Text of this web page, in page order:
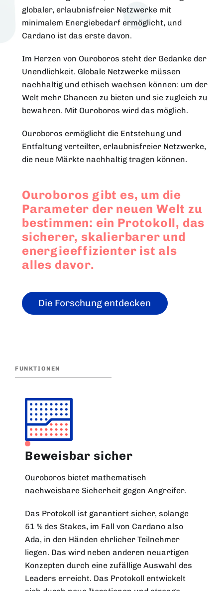
globaler, erlaubnisfreier Netzwerke mit
minimalem Energiebedarf ermöglicht, und
Cardano ist das erste davon.
Im Herzen von Ouroboros steht der Gedanke der
Unendlichkeit. Globale Netzwerke müssen
nachhaltig und ethisch wachsen können: um der
Welt mehr Chancen zu bieten und sie zugleich zu
bewahren. Mit Ouroboros wird das möglich.
Ouroboros ermöglicht die Entstehung und
Entfaltung verteilter, erlaubnisfreier Netzwerke,
die neue Märkte nachhaltig tragen können.
Ouroboros gibt es, um die
Parameter der neuen Welt zu
bestimmen: ein Protokoll, das
sicherer, skalierbarer und
energieeffizienter ist als
alles davor.
Die Forschung entdecken
FUNKTIONEN
Beweisbar sicher
Ouroboros bietet mathematisch
nachweisbare Sicherheit gegen Angreifer.
Das Protokoll ist garantiert sicher, solange
51 % des Stakes, im Fall von Cardano also
Ada, in den Händen ehrlicher Teilnehmer
liegen. Das wird neben anderen neuartigen
Konzepten durch eine zufällige Auswahl des
Leaders erreicht. Das Protokoll entwickelt